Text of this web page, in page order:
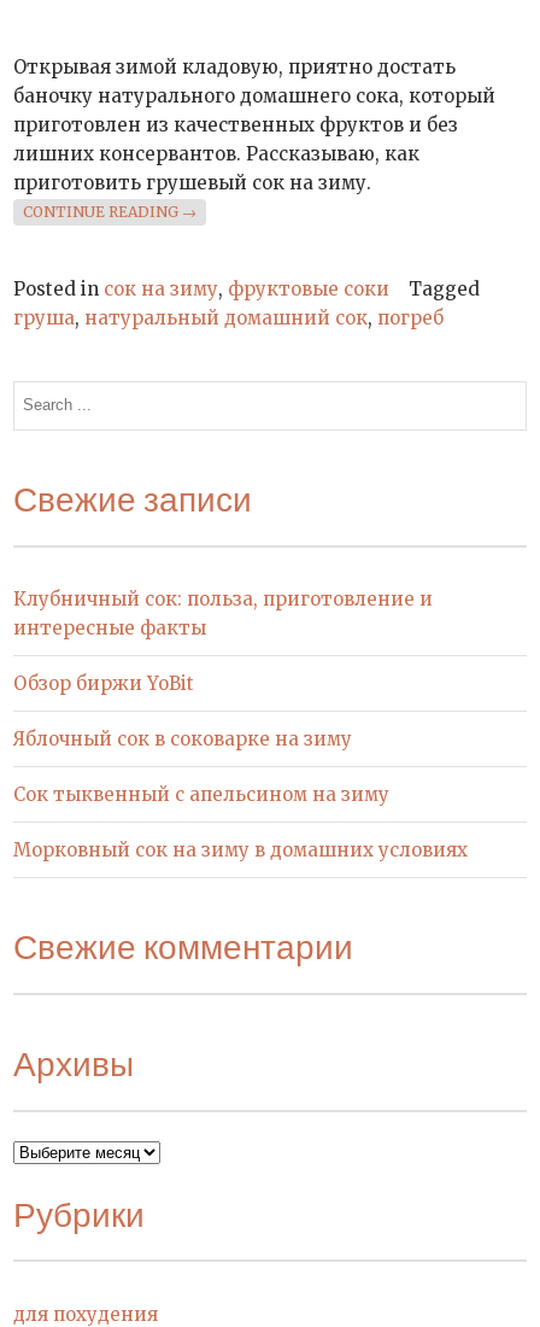
Открывая зимой кладовую, приятно достать
баночку натурального домашнего сока, который
приготовлен из качественных фруктов и без
лишних консервантов. Рассказываю, как
приготовить грушевый сок на зиму.
CONTINUE READING «ГРУШЕВЫЙ СОК НА ЗИМУ»
→
Posted in сок на зиму, фруктовые соки
Tagged
груша, натуральный домашний сок, погреб
Search
Свежие записи
Клубничный сок: польза, приготовление и
интересные факты
Обзор биржи YoBit
Яблочный сок в соковарке на зиму
Сок тыквенный с апельсином на зиму
Морковный сок на зиму в домашних условиях
Свежие комментарии
Архивы
Архивы
Рубрики
для похудения